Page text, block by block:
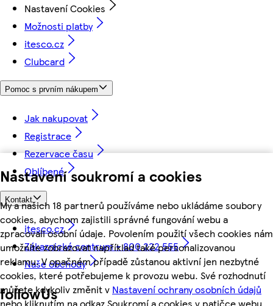
Nastavení soukromí a cookies
My a našich 18 partnerů používáme nebo ukládáme soubory
cookies, abychom zajistili správné fungování webu a
zpracovali osobní údaje. Povolením použití všech cookies nám
umožníte zobrazovat například také personalizovanou
reklamu. V opačném případě zůstanou aktivní jen nezbytné
cookies, které potřebujeme k provozu webu. Své rozhodnutí
můžete kdykoliv změnit v Nastavení ochrany osobních údajů
nebo kliknutím na odkaz Soukromí a cookies v patičce webu.
Nastavení Cookies
Možnosti platby
itesco.cz
Clubcard
Pomoc s prvním nákupem
Jak nakupovat
Registrace
Rezervace času
Oblíbené
Kontakt
itesco.cz
Zákaznické centrum - 800 222 555
Naše obchody
followUs